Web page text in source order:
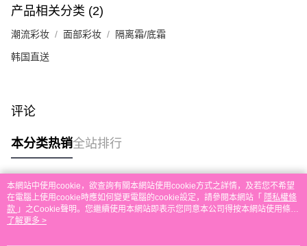
付款後順豐站及營業點取貨
本地配送
免运费
其他地区配送
产品相关分类 (2)
潮流彩妆 面部彩妆 隔离霜/底霜
韩国直送
评论
本分类热销全站排行
热门标签
热销排行
本網站中使用cookie，欲查詢有關本網站使用cookie方式之詳情，及若您不希望
在電腦上使用cookie時應如何變更電腦的cookie設定，請參閱本網站「 隱私權條
款 」之Cookie聲明。您繼續使用本網站即表示您同意本公司得按本網站使用條款
之Cookie聲明使用cookie。
了解更多 >